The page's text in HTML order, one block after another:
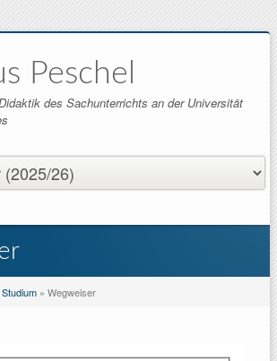
Peschel
des Sachunterrichts an der Universität
Studium » Wegweiser